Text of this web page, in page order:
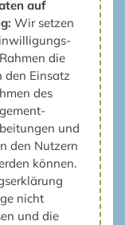
auf
Wir setzen
die
den Einsatz
des
und
den Nutzern
können.
nicht
und die